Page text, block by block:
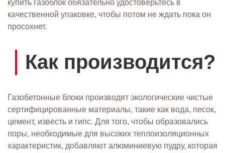
купить газоблок обязательно удостоверьтесь в
качественной упаковке, чтобы потом не ждать пока он
просохнет.
Как производится?
Газобетонные блоки производят экологические чистые
сертифицированные материалы, такие как вода, песок,
цемент, известь и гипс. Для того, чтобы образовались
поры, необходимые для высоких теплоизоляционных
характеристик, добавляют алюминиевую пудру, которая